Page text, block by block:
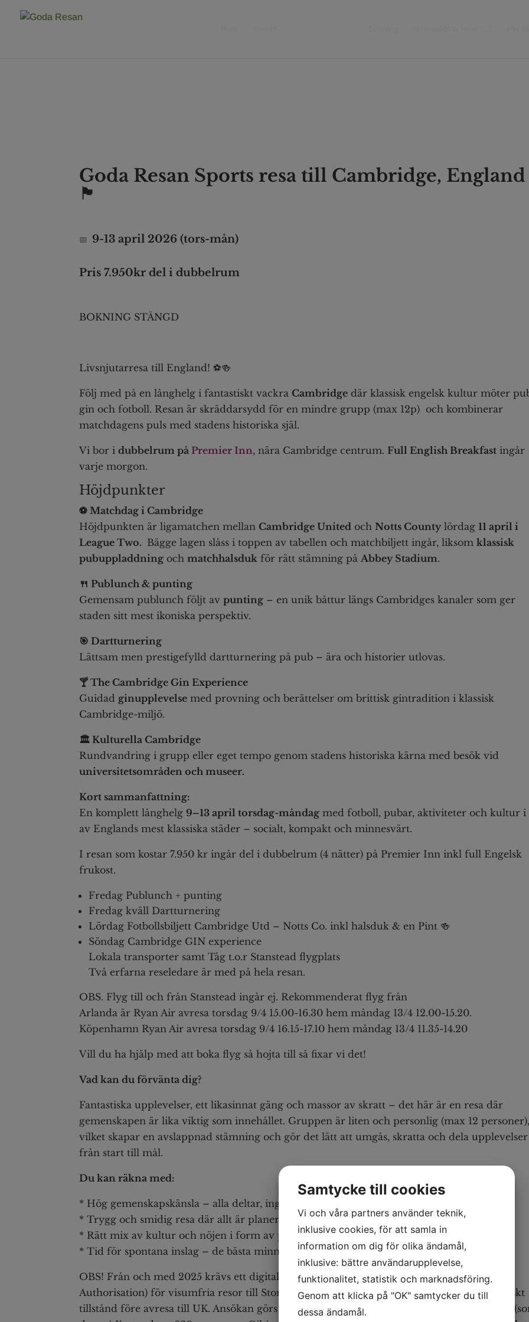
Goda Resan Sports resa till Cambridge, England
🏴󠁧󠁢󠁥󠁮󠁧󠁿
📅 9-13 april 2026 (tors-mån)
Pris 7.950kr del i dubbelrum
BOKNING STÄNGD
Livsnjutarresa till England! ⚽️🍻
Följ med på en långhelg i fantastiskt vackra Cambridge där klassisk engelsk kultur möter
gin och fotboll. Resan är skräddarsydd för en mindre grupp (max 12p) och kombinerar
matchdagens puls med stadens historiska själ.
Vi bor idubbelrum påPremier Inn, nära Cambridge centrum.Full English Breakfast ingår
varje morgon.
Höjdpunkter
⚽ Matchdag i Cambridge
Höjdpunkten är ligamatchen mellan Cambridge United ochNotts Countylördag11 april i
League Two. Bägge lagen slåss i toppen av tabellen och matchbiljett ingår, liksomklassisk
pubuppladdning ochmatchhalsduk för rätt stämning påAbbey Stadium.
🍴 Publunch & punting
Gemensam publunch följt avpunting – en unik båttur längs Cambridges kanaler som ger
staden sitt mest ikoniska perspektiv.
🎯 Dartturnering
Lättsam men prestigefylld dartturnering på pub – ära och historier utlovas.
🍸 The Cambridge Gin Experience
Guidad ginupplevelse med provning och berättelser om brittisk gintradition i klassisk
Cambridge-miljö.
🏛️ Kulturella Cambridge
Rundvandring i grupp eller eget tempo genom stadens historiska kärna med besök vid
universitetsområden och museer.
Kort sammanfattning:
En komplett långhelg9–13 april torsdag-måndag med fotboll, pubar, aktiviteter och kultur i
av Englands mest klassiska städer – socialt, kompakt och minnesvärt.
I resan som kostar 7.950 kr ingår del i dubbelrum (4 nätter) på Premier Inn inkl full Engelsk
frukost.
Fredag Publunch + punting
Fredag kväll Dartturnering
Lördag Fotbollsbiljett Cambridge Utd – Notts Co. inkl halsduk & en Pint 🍻
Söndag Cambridge GIN experience
Lokala transporter samt Tåg t.o.r Stanstead flygplats
Två erfarna reseledare är med på hela resan.
OBS. Flyg till och från Stanstead ingår ej. Rekommenderat flyg från
Arlanda är Ryan Air avresa torsdag 9/4 15.00-16.30 hem måndag 13/4 12.00-15.20.
Köpenhamn Ryan Air avresa torsdag 9/4 16.15-17.10 hem måndag 13/4 11.35-14.20
Vill du ha hjälp med att boka flyg så hojta till så fixar vi det!
Vad kan du förvänta dig?
Fantastiska upplevelser, ett likasinnat gäng och massor av skratt – det här är en resa där
gemenskapen är lika viktig som innehållet. Gruppen är liten och personlig (max 12
vilket skapar en avslappnad stämning och gör det lätt att umgås, skratta och dela upplevelser
från start till mål.
Du kan räkna med:
* Hög gemenskapskänsla – alla deltar, ingen hamnar utanför
* Trygg och smidig resa där allt är planerat men utan att kännas styrt
* Rätt mix av kultur och nöjen i form av pubar, gin, dart, punting och fotboll
* Tid för spontana inslag – de bästa minnena uppstår ofta mellan programpunkterna
OBS! Från och med 2025 krävs ett digitalt inresetillstånd (ETA – Electronic Travel
Authorisation) för visumfria resor till Storbritannien.För resenären innebär det:Obligatoriskt
tillstånd före avresa till UK. Ansökan görs online eller via appGäller för kortare turistresor
Samtycke till cookies
Vi och våra partners använder teknik,
inklusive cookies, för att samla in
information om dig för olika ändamål,
inklusive: bättre användarupplevelse,
funktionalitet, statistik och marknadsföring.
Genom att klicka på "OK" samtycker du till
dessa ändamål.